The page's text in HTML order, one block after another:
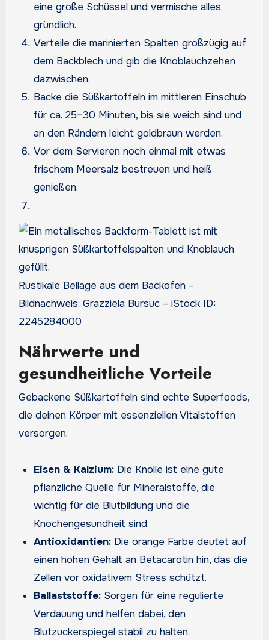
eine große Schüssel und vermische alles
gründlich.
Verteile die marinierten Spalten großzügig auf
dem Backblech und gib die Knoblauchzehen
dazwischen.
Backe die Süßkartoffeln im mittleren Einschub
für ca. 25–30 Minuten, bis sie weich sind und
an den Rändern leicht goldbraun werden.
Vor dem Servieren noch einmal mit etwas
frischem Meersalz bestreuen und heiß
genießen.
Rustikale Beilage aus dem Backofen –
Bildnachweis: Grazziela Bursuc – iStock ID:
2245284000
Nährwerte und
gesundheitliche Vorteile
Gebackene Süßkartoffeln sind echte Superfoods,
die deinen Körper mit essenziellen Vitalstoffen
versorgen.
Eisen & Kalzium: Die Knolle ist eine gute
pflanzliche Quelle für Mineralstoffe, die
wichtig für die Blutbildung und die
Knochengesundheit sind.
Antioxidantien: Die orange Farbe deutet auf
einen hohen Gehalt an Betacarotin hin, das die
Zellen vor oxidativem Stress schützt.
Ballaststoffe: Sorgen für eine regulierte
Verdauung und helfen dabei, den
Blutzuckerspiegel stabil zu halten.